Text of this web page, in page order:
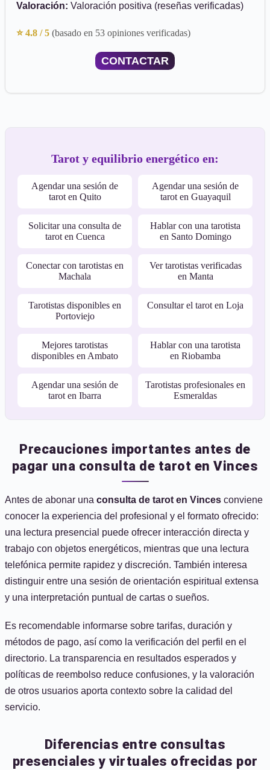
Valoración: Valoración positiva (reseñas verificadas)
⭐ 4.8 / 5 (basado en 53 opiniones verificadas)
CONTACTAR
Tarot y equilibrio energético en:
Agendar una sesión de
tarot en Quito
Agendar una sesión de
tarot en Guayaquil
Solicitar una consulta de
tarot en Cuenca
Hablar con una tarotista
en Santo Domingo
Conectar con tarotistas en
Machala
Ver tarotistas verificadas
en Manta
Tarotistas disponibles en
Portoviejo
Consultar el tarot en Loja
Mejores tarotistas
disponibles en Ambato
Hablar con una tarotista
en Riobamba
Agendar una sesión de
tarot en Ibarra
Tarotistas profesionales en
Esmeraldas
Precauciones importantes antes de
pagar una consulta de tarot en Vinces
Antes de abonar una consulta de tarot en Vinces conviene
conocer la experiencia del profesional y el formato ofrecido:
una lectura presencial puede ofrecer interacción directa y
trabajo con objetos energéticos, mientras que una lectura
telefónica permite rapidez y discreción. También interesa
distinguir entre una sesión de orientación espiritual extensa
y una interpretación puntual de cartas o sueños.
Es recomendable informarse sobre tarifas, duración y
métodos de pago, así como la verificación del perfil en el
directorio. La transparencia en resultados esperados y
políticas de reembolso reduce confusiones, y la valoración
de otros usuarios aporta contexto sobre la calidad del
servicio.
Diferencias entre consultas
presenciales y virtuales ofrecidas por